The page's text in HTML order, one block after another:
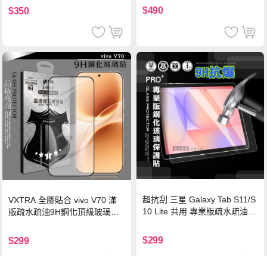
$350
機/平板/筆電
$490
VXTRA 全膠貼合 vivo V70 滿
版疏水疏油9H鋼化頂級玻璃貼
$299
超抗刮 三星 Galaxy Tab S11/S
10 Lite 共用 專業版疏水疏油9
$299